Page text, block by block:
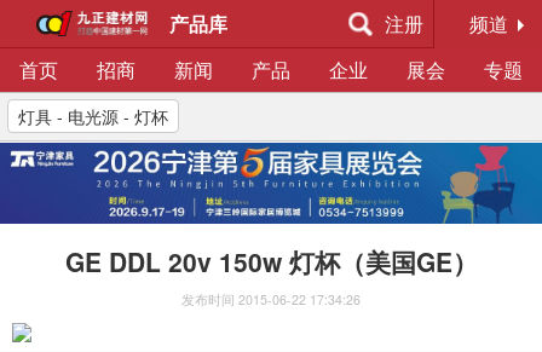
产品库 注册
频道
首页
招商 新闻 产品 企业 展会 专题
灯具 - 电光源 - 灯杯
GE DDL 20v 150w 灯杯（美国GE）
发布时间 2015-06-22 17:34:26